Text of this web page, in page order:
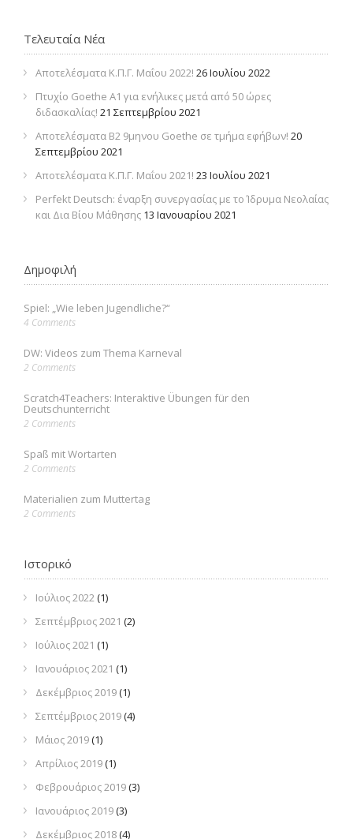
Τελευταία Νέα
Αποτελέσματα Κ.Π.Γ. Μαΐου 2022! 26 Ιουλίου 2022
Πτυχίο Goethe Α1 για ενήλικες μετά από 50 ώρες
διδασκαλίας! 21 Σεπτεμβρίου 2021
Αποτελέσματα Β2 9μηνου Goethe σε τμήμα εφήβων! 20
Σεπτεμβρίου 2021
Αποτελέσματα Κ.Π.Γ. Μαΐου 2021! 23 Ιουλίου 2021
Perfekt Deutsch: έναρξη συνεργασίας με το Ίδρυμα Νεολαίας
και Δια Βίου Μάθησης 13 Ιανουαρίου 2021
Δημοφιλή
Spiel: „Wie leben Jugendliche?“
4 Comments
DW: Videos zum Thema Karneval
2 Comments
Scratch4Teachers: Interaktive Übungen für den
Deutschunterricht
2 Comments
Spaß mit Wortarten
2 Comments
Materialien zum Muttertag
2 Comments
Ιστορικό
Ιούλιος 2022(1)
Σεπτέμβριος 2021 (2)
Ιούλιος 2021 (1)
Ιανουάριος 2021 (1)
Δεκέμβριος 2019(1)
Σεπτέμβριος 2019(4)
Μάιος 2019(1)
Απρίλιος 2019(1)
Φεβρουάριος 2019(3)
Ιανουάριος 2019(3)
Δεκέμβριος 2018(4)